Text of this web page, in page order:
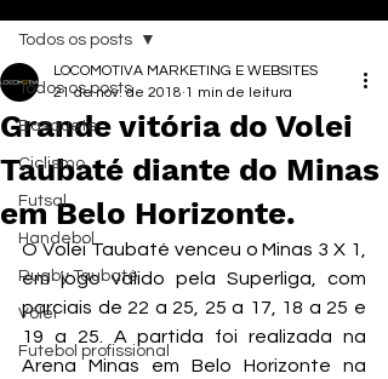
Todos os posts
Basquete
Ciclismo
Futsal
Handebol
Rugby Taubaté
Vôlei
Futebol profissional
Todos os posts
Grande vitória do Volei
Taubaté diante do Minas
em Belo Horizonte.
LOCOMOTIVA MARKETING E WEBSITES
21 de nov. de 2018 1 min de leitura
O Volei Taubaté venceu o Minas 3 X 1,
em jogo valido pela Superliga, com
parciais de 22 a 25, 25 a 17, 18 a 25 e
19 a 25. A partida foi realizada na
Arena Minas em Belo Horizonte na